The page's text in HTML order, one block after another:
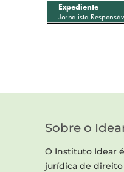
Sobre o
O Instituto Idear
jurídica de